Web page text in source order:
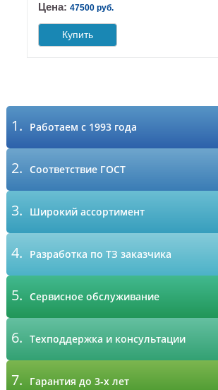
Цена: 47500 руб.
Купить
1. Работаем с 1993 года
2. Соответствие ГОСТ
3. Широкий ассортимент
4. Разработка по ТЗ заказчика
5. Сервисное обслуживание
6. Техподдержка и консультации
7. Гарантия до 3-х лет